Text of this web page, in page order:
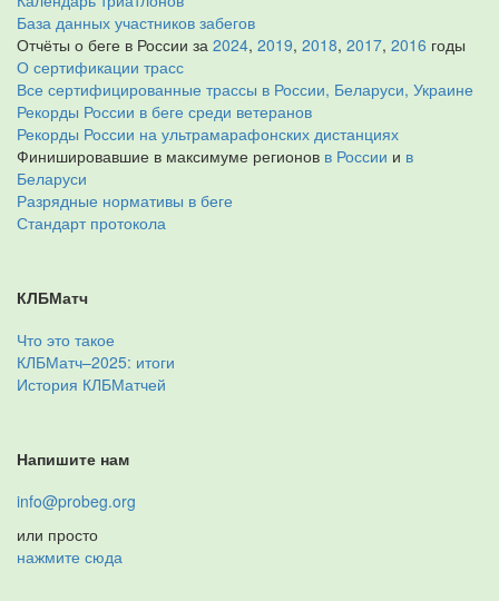
База данных участников забегов
Отчёты о беге в России за 2024, 2019, 2018, 2017, 2016 годы
О сертификации трасс
Все сертифицированные трассы в России, Беларуси, Украине
Рекорды России в беге среди ветеранов
Рекорды России на ультрамарафонских дистанциях
Финишировавшие в максимуме регионов в России и в
Беларуси
Разрядные нормативы в беге
Стандарт протокола
КЛБМатч
Что это такое
КЛБМатч–2025: итоги
История КЛБМатчей
Напишите нам
info@probeg.org
или просто
нажмите сюда